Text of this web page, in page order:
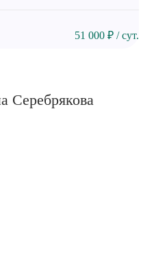
51 000 ₽ / сут.
Серебрякова